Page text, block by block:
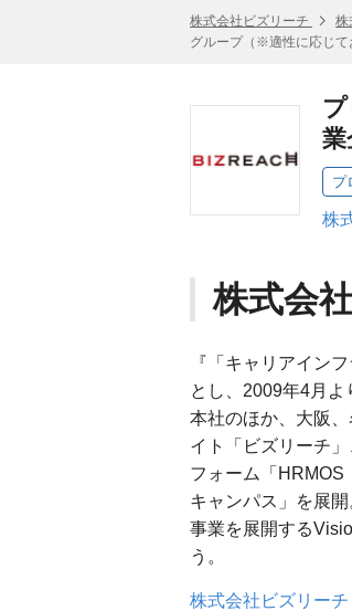
株式会社ビズリーチ 株
グループ（※適性に応じて
業
株
株式会
『「キャリアイン
とし、2009年4月
本社のほか、大阪
イト「ビズリーチ
フォーム「HRMOS
キャンパス」を展
事業を展開する
う。
株式会社ビズリー